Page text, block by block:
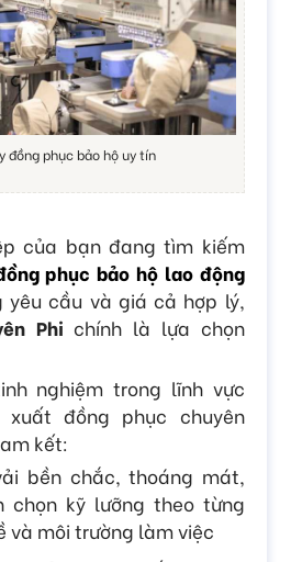
đồng phục bảo hộ uy tín
của bạn đang tìm kiếm
phục bảo hộ lao động
yêu cầu và giá cả hợp lý,
Phi chính là lựa chọn
nghiệm trong lĩnh vực
đồng phục chuyên
kết:
bền chắc, thoáng mát,
chọn kỹ lưỡng theo từng
và môi trường làm việc